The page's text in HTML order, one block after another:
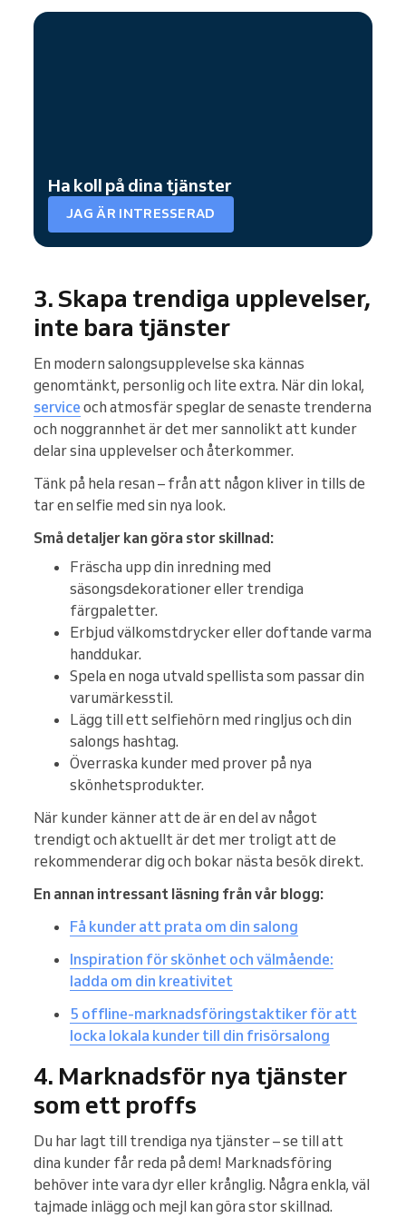
Ha koll på dina tjänster
JAG ÄR INTRESSERAD
3. Skapa trendiga upplevelser,
inte bara tjänster
En modern salongsupplevelse ska kännas
genomtänkt, personlig och lite extra. När din lokal,
service och atmosfär speglar de senaste trenderna
och noggrannhet är det mer sannolikt att kunder
delar sina upplevelser och återkommer.
Tänk på hela resan – från att någon kliver in tills de
tar en selfie med sin nya look.
Små detaljer kan göra stor skillnad:
Fräscha upp din inredning med
säsongsdekorationer eller trendiga
färgpaletter.
Erbjud välkomstdrycker eller doftande varma
handdukar.
Spela en noga utvald spellista som passar din
varumärkesstil.
Lägg till ett selfiehörn med ringljus och din
salongs hashtag.
Överraska kunder med prover på nya
skönhetsprodukter.
När kunder känner att de är en del av något
trendigt och aktuellt är det mer troligt att de
rekommenderar dig och bokar nästa besök direkt.
En annan intressant läsning från vår blogg:
Få kunder att prata om din salong
Inspiration för skönhet och välmående:
ladda om din kreativitet
5 offline-marknadsföringstaktiker för att
locka lokala kunder till din frisörsalong
4. Marknadsför nya tjänster
som ett proffs
Du har lagt till trendiga nya tjänster – se till att
dina kunder får reda på dem! Marknadsföring
behöver inte vara dyr eller krånglig. Några enkla, väl
tajmade inlägg och mejl kan göra stor skillnad.